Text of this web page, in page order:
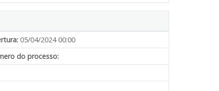
05/04/2024 00:00
do processo: